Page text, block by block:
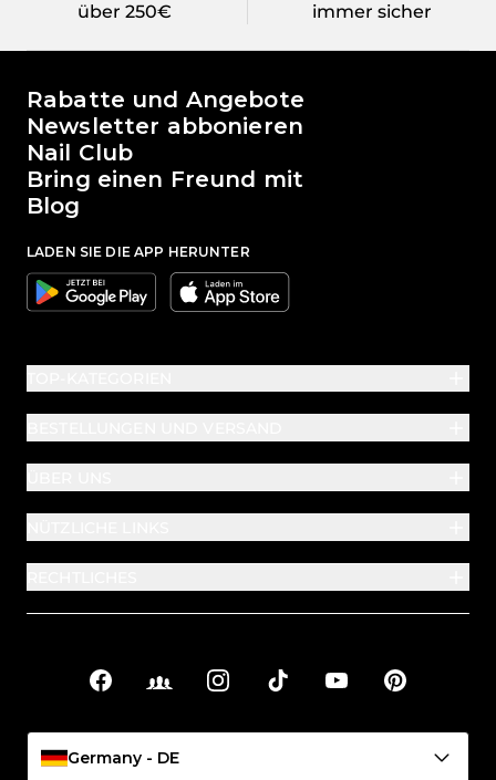
über 250€
immer sicher
Die Welt von Passione Beauty
Rabatte und Angebote
Newsletter abbonieren
Nail Club
Bring einen Freund mit
Blog
LADEN SIE DIE APP HERUNTER
Google Apple
Soziale Links
FacebookFacebook Groups
InstagramTikTok YouTubePinterest
Germany - DE